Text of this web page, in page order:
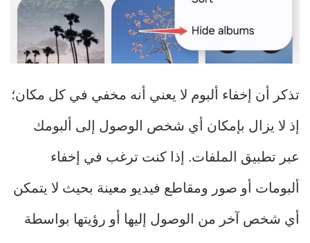
تذكر أن إخفاء ألبوم لا يعني أنه مخفي في كل مكان؛
إذ لا يزال بإمكان أي شخص الوصول إلى ألبومك
عبر تطبيق الملفات. إذا كنت ترغب في إخفاء
ألبومات أو صور ومقاطع فيديو معينة بحيث لا يتمكن
أي شخص آخر من الوصول إليها أو رؤيتها بواسطة